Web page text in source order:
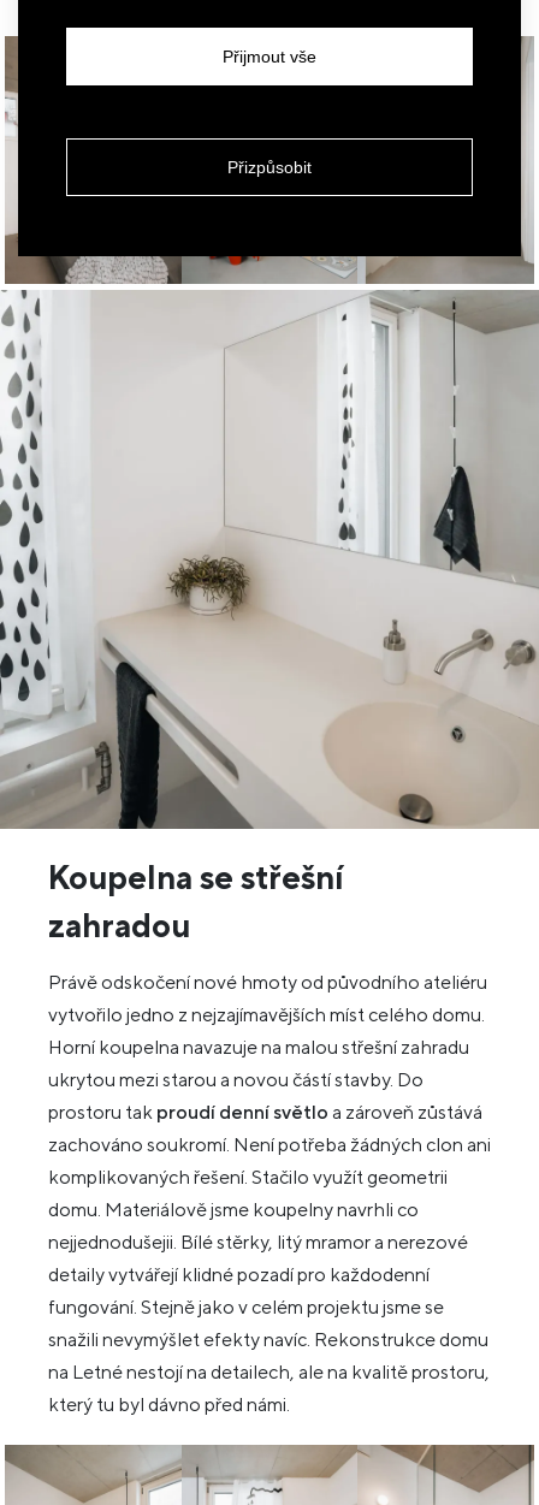
Přijmout vše
Přizpůsobit
Koupelna se střešní
zahradou
Právě odskočení nové hmoty od původního ateliéru
vytvořilo jedno z nejzajímavějších míst celého domu.
Horní koupelna navazuje na malou střešní zahradu
ukrytou mezi starou a novou částí stavby. Do
prostoru tak proudí denní světlo a zároveň zůstává
zachováno soukromí. Není potřeba žádných clon ani
komplikovaných řešení. Stačilo využít geometrii
domu. Materiálově jsme koupelny navrhli co
nejjednodušejii. Bílé stěrky, litý mramor a nerezové
detaily vytvářejí klidné pozadí pro každodenní
fungování. Stejně jako v celém projektu jsme se
snažili nevymýšlet efekty navíc. Rekonstrukce domu
na Letné nestojí na detailech, ale na kvalitě prostoru,
který tu byl dávno před námi.